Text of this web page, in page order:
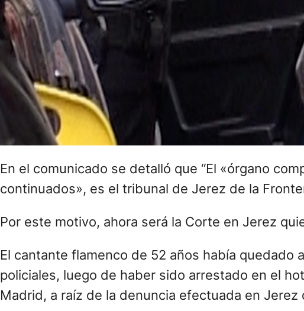
En el comunicado se detalló que “El «órgano
continuados», es el tribunal de Jerez de la
Por este motivo, ahora será la Corte en Jerez
El cantante flamenco de 52 años había
policiales, luego de haber sido arrestado en el
Madrid, a raíz de la denuncia efectuada en